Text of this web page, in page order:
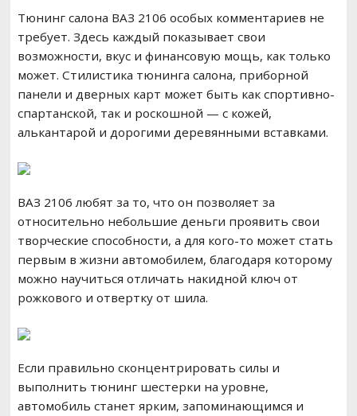
Тюнинг салона ВАЗ 2106 особых комментариев не
требует. Здесь каждый показывает свои
возможности, вкус и финансовую мощь, как только
может. Стилистика тюнинга салона, приборной
панели и дверных карт может быть как спортивно-
спартанской, так и роскошной — с кожей,
алькантарой и дорогими деревянными вставками.
ВАЗ 2106 любят за то, что он позволяет за
относительно небольшие деньги проявить свои
творческие способности, а для кого-то может стать
первым в жизни автомобилем, благодаря которому
можно научиться отличать накидной ключ от
рожкового и отвертку от шила.
Если правильно сконцентрировать силы и
выполнить тюнинг шестерки на уровне,
автомобиль станет ярким, запоминающимся и